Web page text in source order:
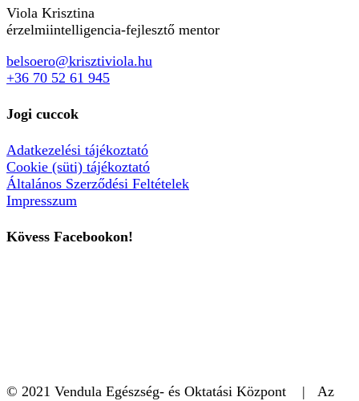
Viola Krisztina
érzelmiintelligencia-fejlesztő mentor
belsoero@krisztiviola.hu
+36 70 52 61 945
Jogi cuccok
Adatkezelési tájékoztató
Cookie (süti) tájékoztató
Általános Szerződési Feltételek
Impresszum
Kövess Facebookon!
© 2021 Vendula Egészség- és Oktatási Központ | Az